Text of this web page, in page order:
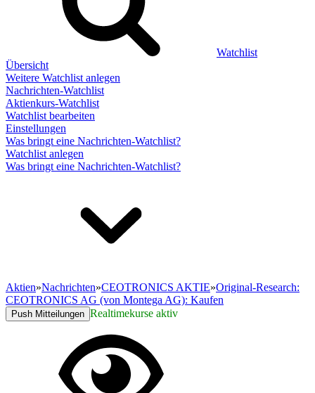
Watchlist
Übersicht
Weitere Watchlist anlegen
Nachrichten-Watchlist
Aktienkurs-Watchlist
Watchlist bearbeiten
Einstellungen
Was bringt eine Nachrichten-Watchlist?
Watchlist anlegen
Was bringt eine Nachrichten-Watchlist?
Aktien»Nachrichten»CEOTRONICS AKTIE»Original-Research:
CEOTRONICS AG (von Montega AG): Kaufen
Push Mitteilungen Realtimekurse aktiv